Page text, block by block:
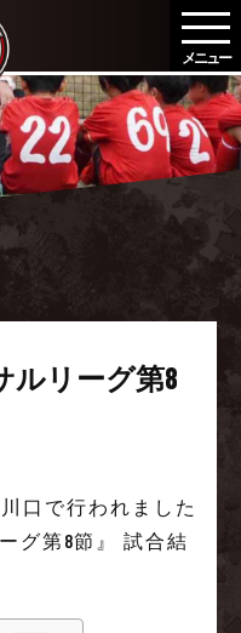
メ
ニ
ュ
ー
を
開
ルリーグ第8
川口で行われました
グ第8節』 試合結